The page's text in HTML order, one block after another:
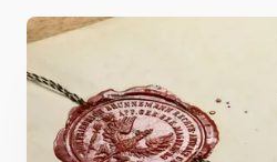
9Ausbildungen